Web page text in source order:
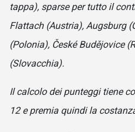
tappa), sparse per tutto il
Flattach (Austria), Augsburg
(Polonia), České Budějovice
(Slovacchia).
Il calcolo dei punteggi tiene
12 e premia quindi la